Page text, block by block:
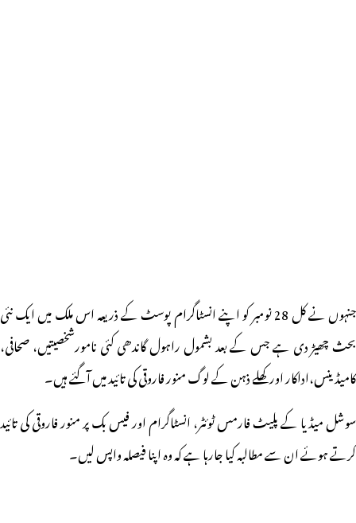
جنہوں نے کل 28 نومبر کو اپنے انسٹاگرام پوسٹ کے ذریعہ اس ملک میں ایک نئی
بحث چھیڑ دی ہے جس کے بعد بشمول راہول گاندھی کئی نامورشخصیتیں، صحافی،
کامیڈینس،اداکار اور کھلے ذہن کے لوگ منور فاروقی کی تائید میں آگئے ہیں۔
سوشل میڈیا کے پلیٹ فارمس ٹوئٹر، انسٹاگرام اور فیس بک پر منور فاروقی کی تائید
کرتے ہوئے ان سے مطالبہ کیا جارہا ہے کہ وہ اپنا فیصلہ واپس لیں۔